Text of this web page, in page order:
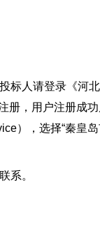
人请登录《河
册，用户注册成
），选择“秦皇
系。